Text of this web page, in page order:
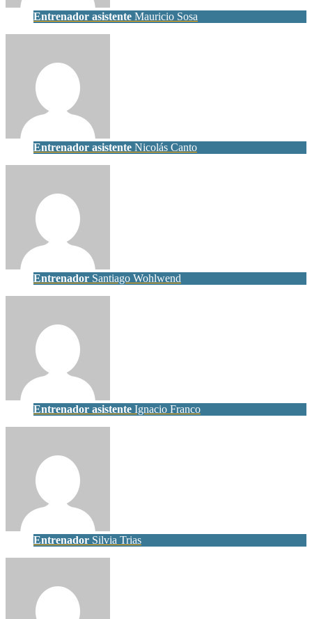
Entrenador asistente Mauricio Sosa
Entrenador asistente Nicolás Canto
Entrenador Santiago Wohlwend
Entrenador asistente Ignacio Franco
Entrenador Silvia Trias